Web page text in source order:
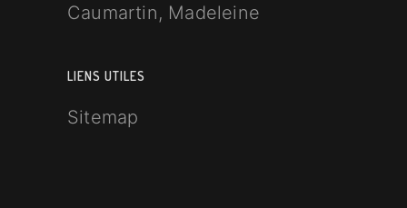
Caumartin, Madeleine
LIENS UTILES
Sitemap